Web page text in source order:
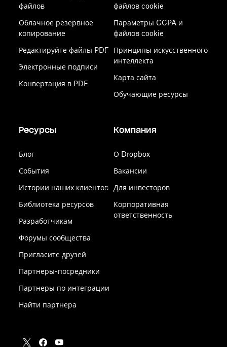
файлов
Облачное резервное
копирование
Редактируйте файлы PDF
Электронные подписи
Конвертация в PDF
файлов cookie
Параметры CCPA и
файлов cookie
Принципы искусственного
интеллекта
Карта сайта
Обучающие ресурсы
Ресурсы
Блог
События
Истории наших клиентов
Библиотека ресурсов
Разработчикам
Форумы сообщества
Пригласите друзей
Партнеры-посредники
Партнеры по интеграции
Найти партнера
Компания
О Dropbox
Вакансии
Для инвесторов
Корпоративная
ответственность